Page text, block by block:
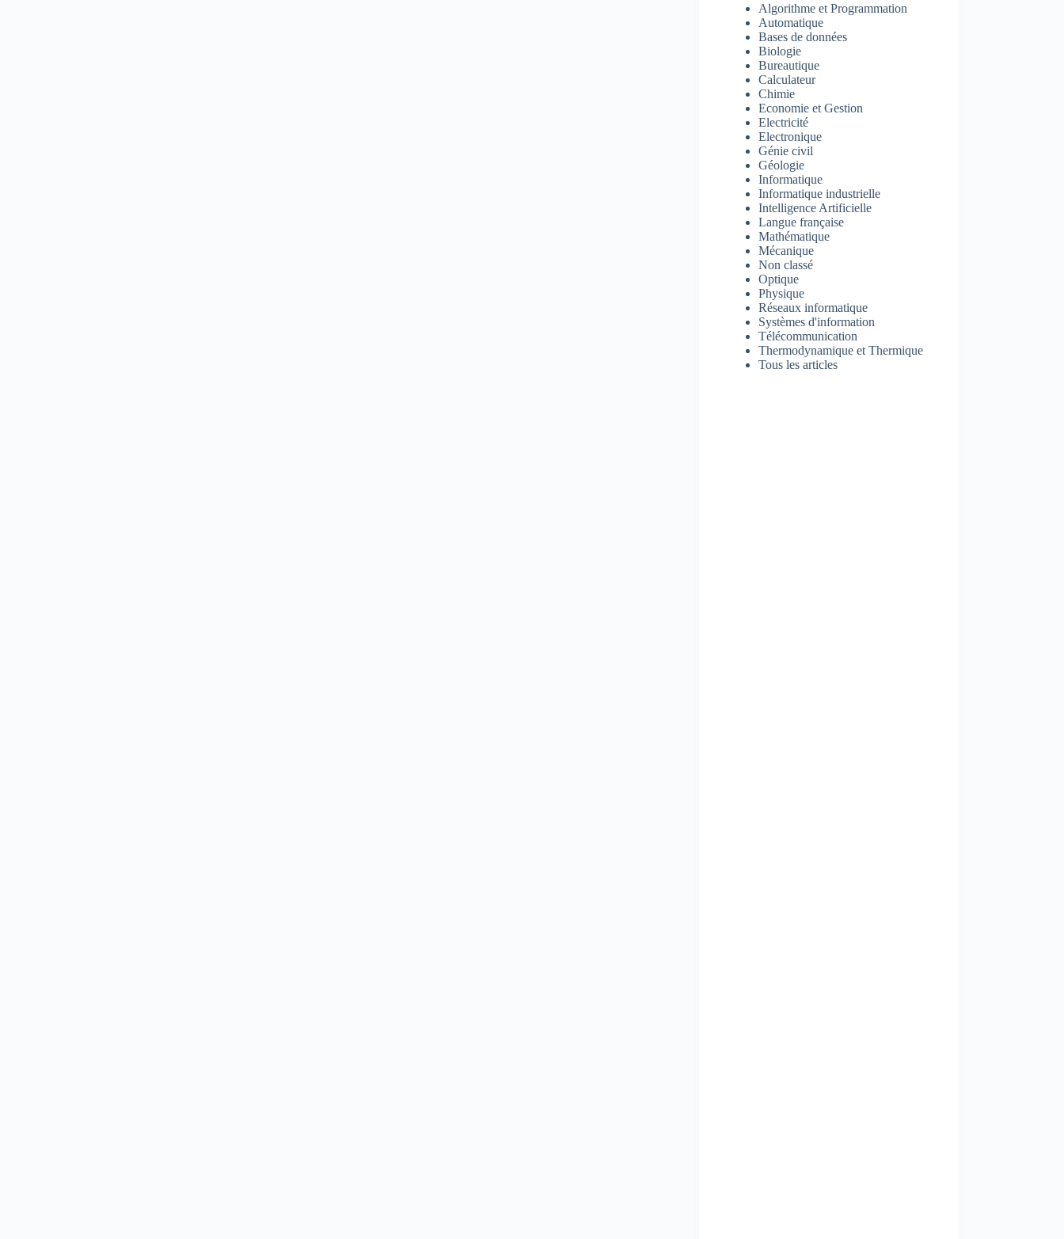
Algorithme et Programmation
Automatique
Bases de données
Biologie
Bureautique
Calculateur
Chimie
Economie et Gestion
Electricité
Electronique
Génie civil
Géologie
Informatique
Informatique industrielle
Intelligence Artificielle
Langue française
Mathématique
Mécanique
Non classé
Optique
Physique
Réseaux informatique
Systèmes d'information
Télécommunication
Thermodynamique et Thermique
Tous les articles